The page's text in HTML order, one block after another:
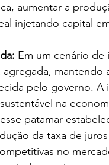
aumentar a
injetando capital
Em um cenário
mantendo
pelo governo. A
na
patamar
da taxa de
no